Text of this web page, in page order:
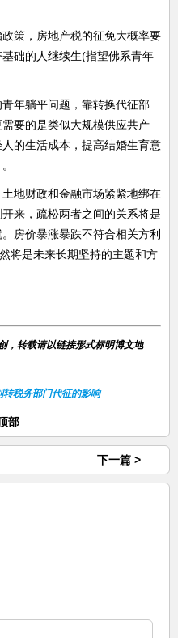
策，房地产税的征免大概率要
础的人继续生(指望佛系青年
年躺平问题，靠转换代征部
要的是类似大规模供应共产
的生活成本，提高结婚生育意
地财政和金融市场紧紧地绑在
来，疏松两者之间的关系将是
房价暴涨暴跌不符合相关方利
将是未来长期坚持的主题和方
，转载请以链接形式标明博文地
税务部门代征的影响
部
下一篇 >